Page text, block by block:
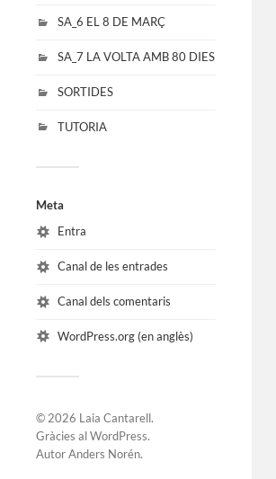
SA_6 EL 8 DE MARÇ
SA_7 LA VOLTA AMB 80 DIES
SORTIDES
TUTORIA
Meta
Entra
Canal de les entrades
Canal dels comentaris
WordPress.org (en anglès)
© 2026 Laia Cantarell.
Gràcies alWordPress.
AutorAnders Norén.